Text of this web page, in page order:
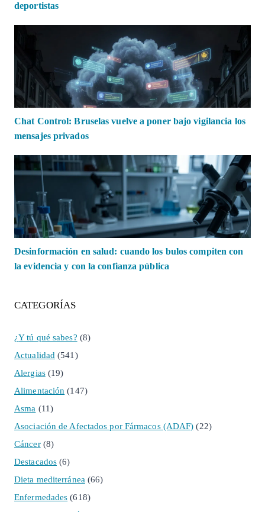
deportistas
Chat Control: Bruselas vuelve a poner bajo vigilancia los
mensajes privados
Desinformación en salud: cuando los bulos compiten con
la evidencia y con la confianza pública
CATEGORÍAS
¿Y tú qué sabes? (8)
Actualidad (541)
Alergias(19)
Alimentación (147)
Asma (11)
Asociación de Afectados por Fármacos (ADAF) (22)
Cáncer(8)
Destacados (6)
Dieta mediterránea (66)
Enfermedades (618)